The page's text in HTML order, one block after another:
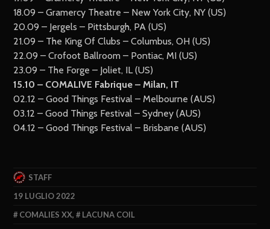
18.09 – Gramercy Theatre – New York City, NY (US)
20.09 – Jergels – Pittsburgh, PA (US)
21.09 – The King Of Clubs – Columbus, OH (US)
22.09 – Crofoot Ballroom – Pontiac, MI (US)
23.09 – The Forge – Joliet, IL (US)
15.10 – COMALIVE Fabrique – Milan, IT
02.12 – Good Things Festival – Melbourne (AUS)
03.12 – Good Things Festival – Sydney (AUS)
04.12 – Good Things Festival – Brisbane (AUS)
STAFF
19 LUGLIO 2022
COMALIES XX, LACUNA COIL